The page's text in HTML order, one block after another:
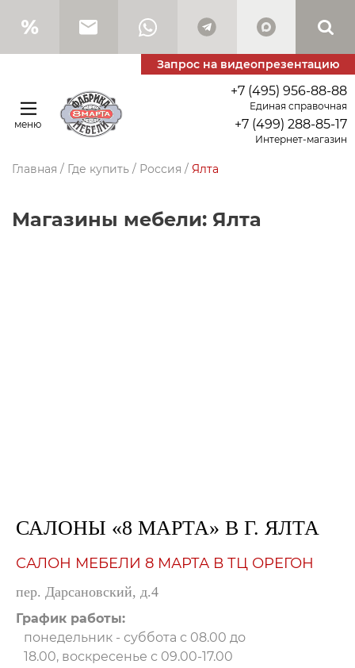
Запрос на видеопрезентацию
меню
+7 (495) 956-88-88
Единая справочная
+7 (499) 288-85-17
Интернет-магазин
Главная / Где купить / Россия / Ялта
Магазины мебели: Ялта
САЛОНЫ «8 МАРТА» В Г. ЯЛТА
САЛОН МЕБЕЛИ 8 МАРТА В ТЦ ОРЕГОН
пер. Дарсановский, д.4
График работы:
понедельник - суббота с 08.00 до
18.00, воскресенье с 09.00-17.00